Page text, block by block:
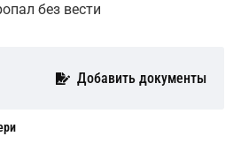
без вести
Добавить документы